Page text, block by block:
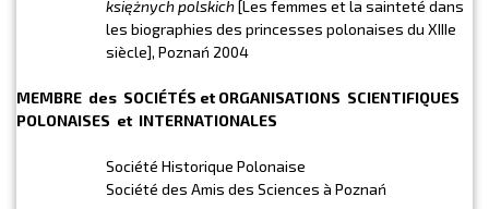
księżnych polskich[Les femmes et la sainteté dans
les biographies des princesses polonaises du XIIIe
siècle], Poznań 2004
MEMBRE des SOCIÉTÉS et ORGANISATIONS SCIENTIFIQUES
POLONAISES et INTERNATIONALES
Société Historique Polonaise
Société des Amis des Sciences à Poznań